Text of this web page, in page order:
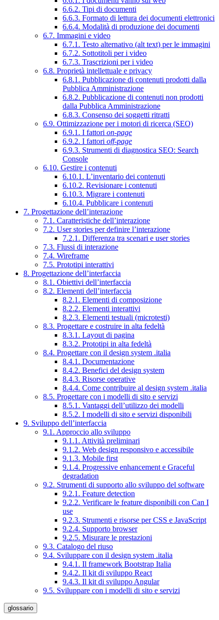
6.6.2. Tipi di documenti
6.6.3. Formato di lettura dei documenti elettronici
6.6.4. Modalità di produzione dei documenti
6.7. Immagini e video
6.7.1. Testo alternativo (alt text) per le immagini
6.7.2. Sottotitoli per i video
6.7.3. Trascrizioni per i video
6.8. Proprietà intellettuale e privacy
6.8.1. Pubblicazione di contenuti prodotti dalla
Pubblica Amministrazione
6.8.2. Pubblicazione di contenuti non prodotti
dalla Pubblica Amministrazione
6.8.3. Consenso dei soggetti ritratti
6.9. Ottimizzazione per i motori di ricerca (SEO)
6.9.1. I fattori on-page
6.9.2. I fattori off-page
6.9.3. Strumenti di diagnostica SEO: Search
Console
6.10. Gestire i contenuti
6.10.1. L’inventario dei contenuti
6.10.2. Revisionare i contenuti
6.10.3. Migrare i contenuti
6.10.4. Pubblicare i contenuti
7. Progettazione dell’interazione
7.1. Caratteristiche dell’interazione
7.2. User stories per definire l’interazione
7.2.1. Differenza tra scenari e user stories
7.3. Flussi di interazione
7.4. Wireframe
7.5. Prototipi interattivi
8. Progettazione dell’interfaccia
8.1. Obiettivi dell’interfaccia
8.2. Elementi dell’interfaccia
8.2.1. Elementi di composizione
8.2.2. Elementi interattivi
8.2.3. Elementi testuali (microtesti)
8.3. Progettare e costruire in alta fedeltà
8.3.1. Layout di pagina
8.3.2. Prototipi in alta fedeltà
8.4. Progettare con il design system .italia
8.4.1. Documentazione
8.4.2. Benefici del design system
8.4.3. Risorse operative
8.4.4. Come contribuire al design system .italia
8.5. Progettare con i modelli di sito e servizi
8.5.1. Vantaggi dell’utilizzo dei modelli
8.5.2. I modelli di sito e servizi disponibili
9. Sviluppo dell’interfaccia
9.1. Approccio allo sviluppo
9.1.1. Attività preliminari
9.1.2. Web design responsivo e accessibile
9.1.3. Mobile first
9.1.4. Progressive enhancement e Graceful
degradation
9.2. Strumenti di supporto allo sviluppo del software
9.2.1. Feature detection
9.2.2. Verificare le feature disponibili con Can I
use
9.2.3. Strumenti e risorse per CSS e JavaScript
9.2.4. Supporto browser
9.2.5. Misurare le prestazioni
9.3. Catalogo del riuso
9.4. Sviluppare con il design system .italia
9.4.1. Il framework Bootstrap Italia
9.4.2. Il kit di sviluppo React
9.4.3. Il kit di sviluppo Angular
9.5. Sviluppare con i modelli di sito e servizi
glossario